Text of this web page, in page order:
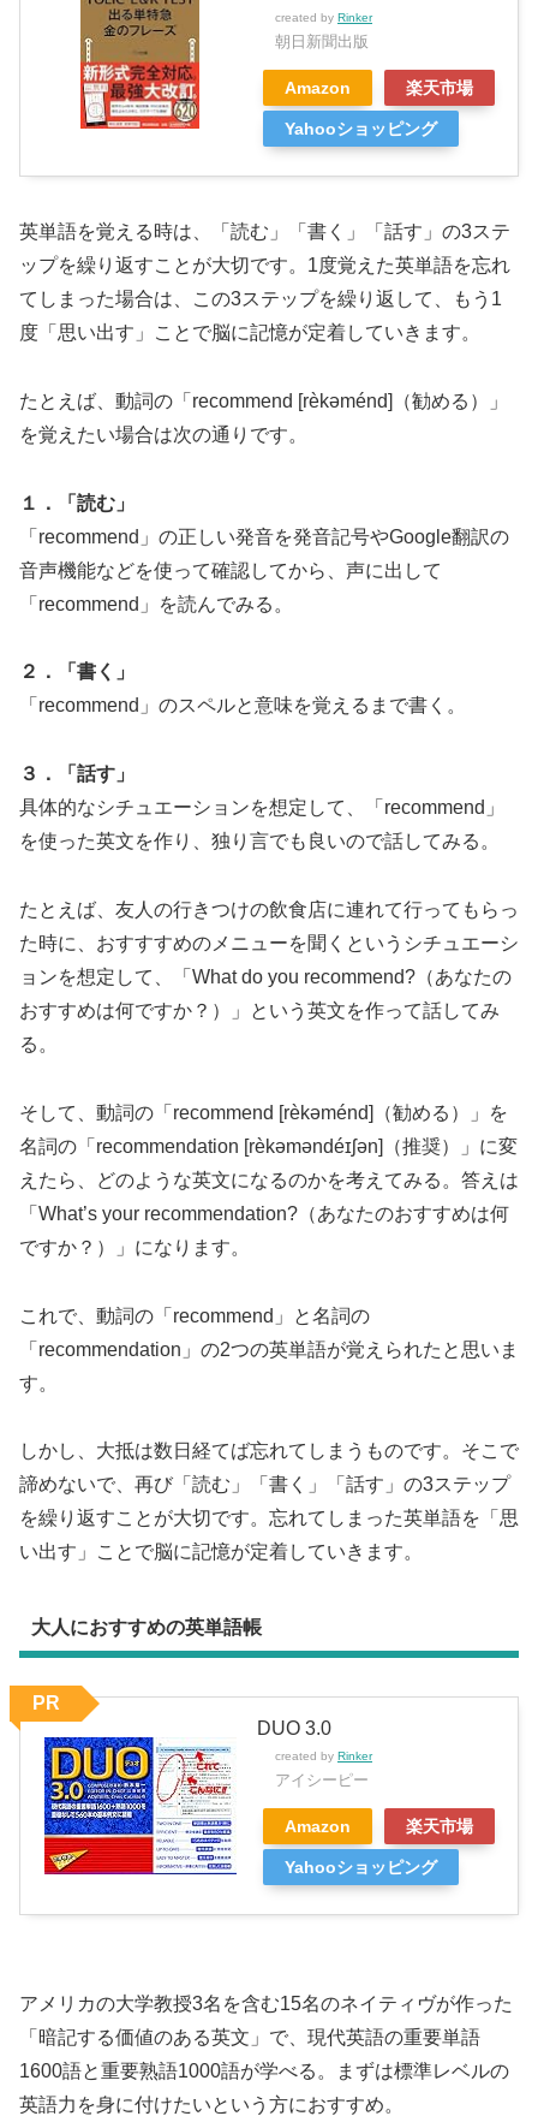
created by Rinker
朝日新聞出版
Amazon 楽天市場
Yahooショッピング
英単語を覚える時は、「読む」「書く」「話す」の3ステ
ップを繰り返すことが大切です。1度覚えた英単語を忘れ
てしまった場合は、この3ステップを繰り返して、もう1
度「思い出す」ことで脳に記憶が定着していきます。
たとえば、動詞の「recommend [rèkəménd]（勧める）」
を覚えたい場合は次の通りです。
１．「読む」
「recommend」の正しい発音を発音記号やGoogle翻訳の
音声機能などを使って確認してから、声に出して
「recommend」を読んでみる。
２．「書く」
「recommend」のスペルと意味を覚えるまで書く。
３．「話す」
具体的なシチュエーションを想定して、「recommend」
を使った英文を作り、独り言でも良いので話してみる。
たとえば、友人の行きつけの飲食店に連れて行ってもらっ
た時に、おすすすめのメニューを聞くというシチュエーシ
ョンを想定して、「What do you recommend?（あなたの
おすすめは何ですか？）」という英文を作って話してみ
る。
そして、動詞の「recommend [rèkəménd]（勧める）」を
名詞の「recommendation [rèkəməndéɪʃən]（推奨）」に変
えたら、どのような英文になるのかを考えてみる。答えは
「What’s your recommendation?（あなたのおすすめは何
ですか？）」になります。
これで、動詞の「recommend」と名詞の
「recommendation」の2つの英単語が覚えられたと思いま
す。
しかし、大抵は数日経てば忘れてしまうものです。そこで
諦めないで、再び「読む」「書く」「話す」の3ステップ
を繰り返すことが大切です。忘れてしまった英単語を「思
い出す」ことで脳に記憶が定着していきます。
大人におすすめの英単語帳
DUO 3.0
created by Rinker
アイシーピー
Amazon 楽天市場
Yahooショッピング
PR
アメリカの大学教授3名を含む15名のネイティヴが作った
「暗記する価値のある英文」で、現代英語の重要単語
1600語と重要熟語1000語が学べる。まずは標準レベルの
英語力を身に付けたいという方におすすめ。